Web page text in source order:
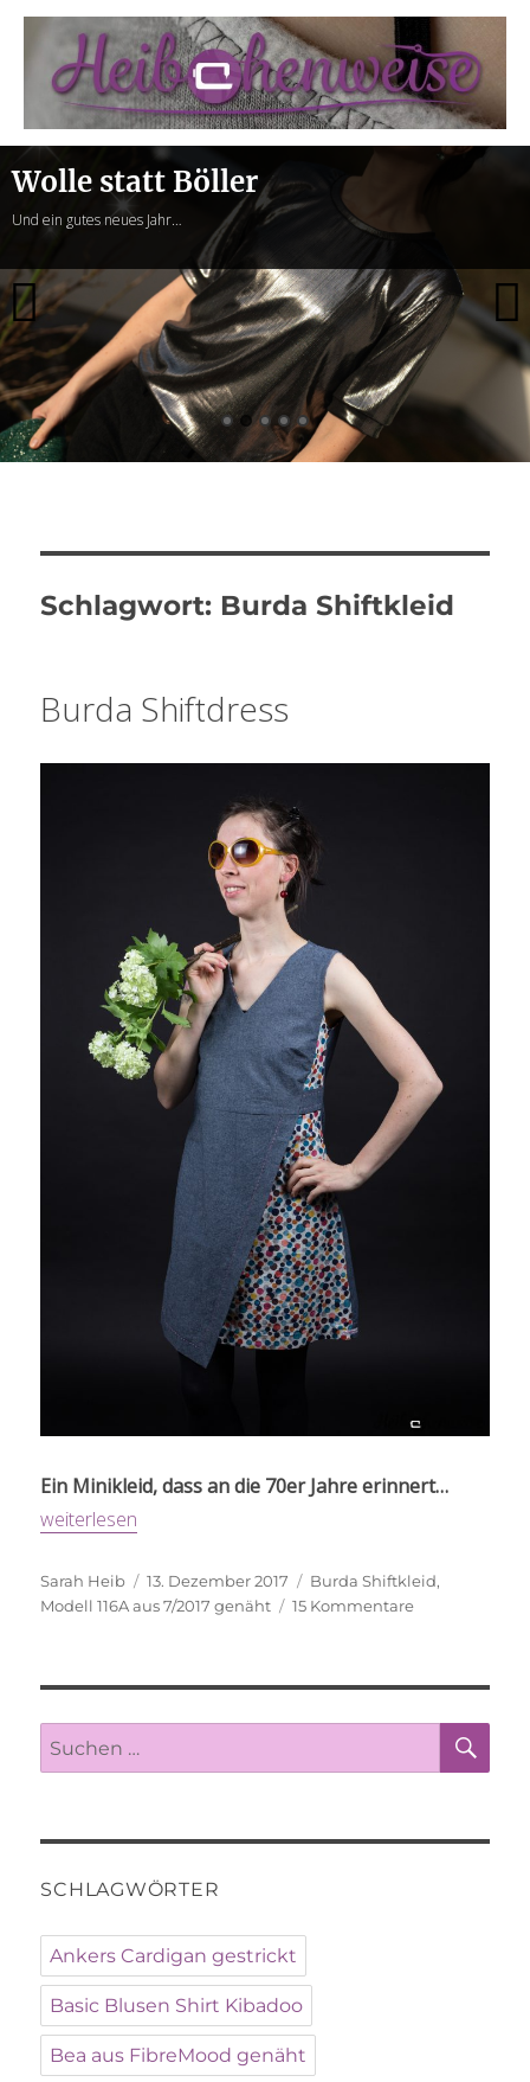
Heibchenweise
Wolle statt Böller
Und ein gutes neues Jahr…
Schlagwort: Burda Shiftkleid
Burda Shiftdress
Ein Minikleid, dass an die 70er Jahre erinnert…
„Burda Shiftdress“
weiterlesen
Autor
Sarah Heib
Veröffentlicht
am
13. Dezember 2017 Schlagwörter
Burda Shiftkleid,
Modell 116A aus 7/2017 genäht
15 Kommentarezu
Suche
nach:
SCHLAGWÖRTER
Ankers Cardigan gestrickt
Basic Blusen Shirt Kibadoo
Bea aus FibreMood genäht